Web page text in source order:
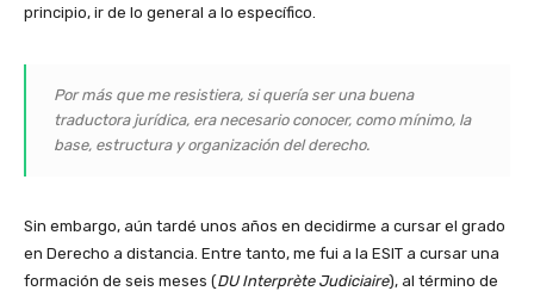
principio, ir de lo general a lo específico.
Por más que me resistiera, si quería ser una buena
traductora jurídica, era necesario conocer, como mínimo, la
base, estructura y organización del derecho.
Sin embargo, aún tardé unos años en decidirme a cursar el grado
en Derecho a distancia. Entre tanto, me fui a la ESIT a cursar una
formación de seis meses (DU Interprète Judiciaire), al término de